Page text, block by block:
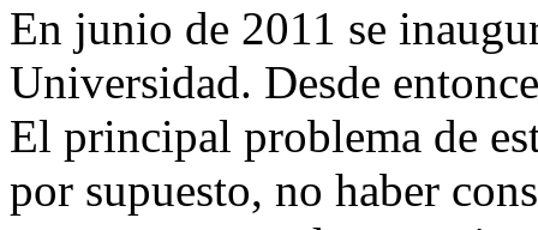
En junio de 2011 se
Universidad. Desde
El principal problema de
por supuesto, no haber